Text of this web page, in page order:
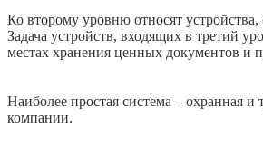
Ко второму уровню относят
Задача устройств, входящих в третий
местах хранения ценных документов и
Наиболее простая система – охранная
компании.